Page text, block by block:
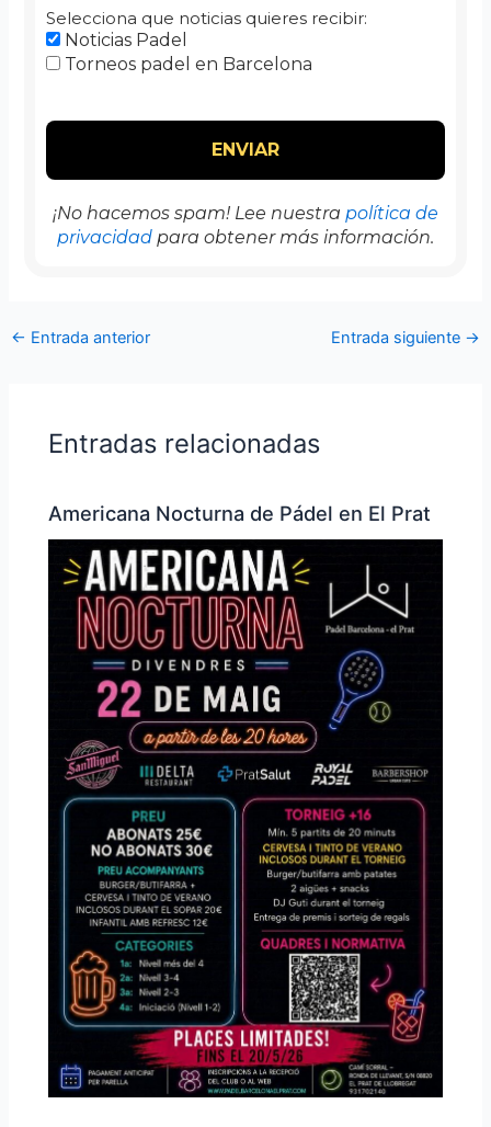
Selecciona que noticias quieres recibir:
Noticias Padel
Torneos padel en Barcelona
¡No hacemos spam! Lee nuestra política de
privacidad para obtener más información.
← Entrada anterior Entrada siguiente →
Entradas relacionadas
Americana Nocturna de Pádel en El Prat